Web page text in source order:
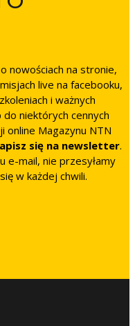
nowościach na stronie,
live na facebooku,
i ważnych
niektórych cennych
online Magazynu NTN
się na newsletter.
e-mail, nie przesyłamy
w każdej chwili.